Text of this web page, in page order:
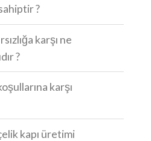
?
karşı ne
?
karşı
kapı üretimi